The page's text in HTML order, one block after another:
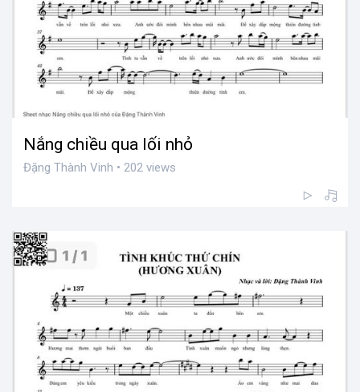
Nắng chiều qua lối nhỏ
Đặng Thành Vinh • 202 views